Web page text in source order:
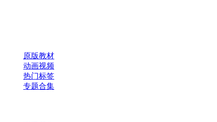
原版教材
动画视频
热门标签
专题合集